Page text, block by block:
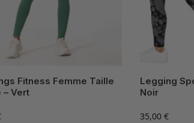
Fitness Femme Taille
– Vert
Legging
Noir
35,00 €